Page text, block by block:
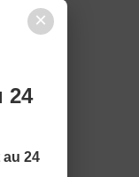
×
24
au 24